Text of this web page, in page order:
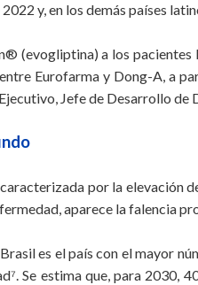
y, en los demás países
(evogliptina) a los
Eurofarma y Dong-A, a
Jefe de Desarrollo de
por la elevación
aparece la falencia
es el país con el mayor
Se estima que, para 2030,